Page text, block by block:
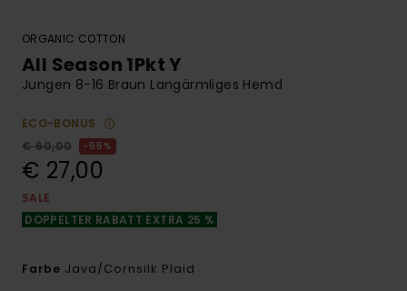
ORGANIC COTTON
All Season 1Pkt Y
Jungen 8-16 Braun Langärmliges Hemd
ECO-BONUS
€ 60,00
55%
€ 27,00
SALE
DOPPELTER RABATT EXTRA 25 %
Farbe Java/cornsilk Plaid